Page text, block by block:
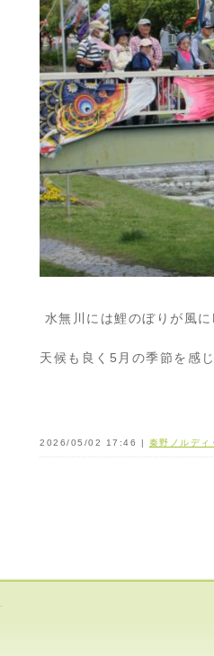
水無川には鯉のぼりが風
天候も良く5月の季節を感
2026/05/02 17:46 | 秦野ノルディ